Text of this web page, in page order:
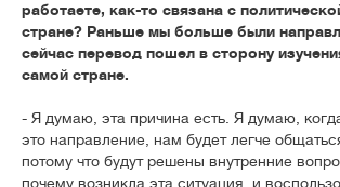
работаете, как-то связана с
стране? Раньше мы больше были
сейчас перевод пошел в сторону
самой стране.
- Я думаю, эта причина есть. Я думаю,
это направление, нам будет легче
потому что будут решены внутренние
почему возникла эта ситуация, и